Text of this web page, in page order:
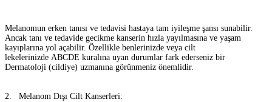
Melanomun erken tanısı ve tedavisi hastaya tam iyileşme şansı sunabilir.
Ancak tanı ve tedavide gecikme kanserin hızla yayılmasına ve yaşam
kayıplarına yol açabilir. Özellikle benlerinizde veya cilt
lekelerinizde ABCDE kuralına uyan durumlar fark ederseniz bir
Dermatoloji (cildiye) uzmanına görünmeniz önemlidir.
2. Melanom Dışı Cilt Kanserleri: